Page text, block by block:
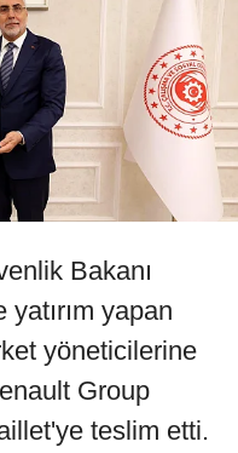
Bakanı
yapan
yöneticilerine
Group
teslim etti.